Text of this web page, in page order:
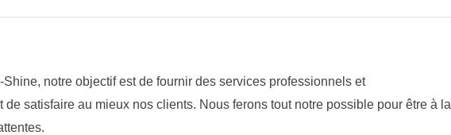
notre objectif est de fournir des services professionnels et
de satisfaire au mieux nos clients. Nous ferons tout notre possible pour être à la